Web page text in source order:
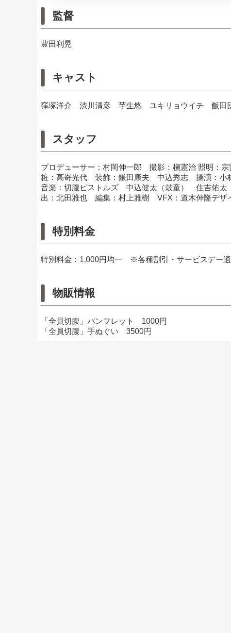
監督
豊田利晃
キャスト
窪塚洋介 渋川清彦 芋生悠 ユキリョウイチ 飯田
スタッフ
プロデューサー：村岡伸一郎 撮影：槇憲治 照明
粧：高嵜光代 装飾：鎌田康夫 中込秀志 操演：
音楽：切腹ピストルズ 中込健太（鼓童） 住吉佑
出：北田雅也 編集：村上雅樹 VFX：道木伸隆デ
特別料金
特別料金：1,000円均一 ※各種割引・サービスデー
物販情報
「全員切腹」パンフレット 1000円
「全員切腹」手ぬぐい 3500円